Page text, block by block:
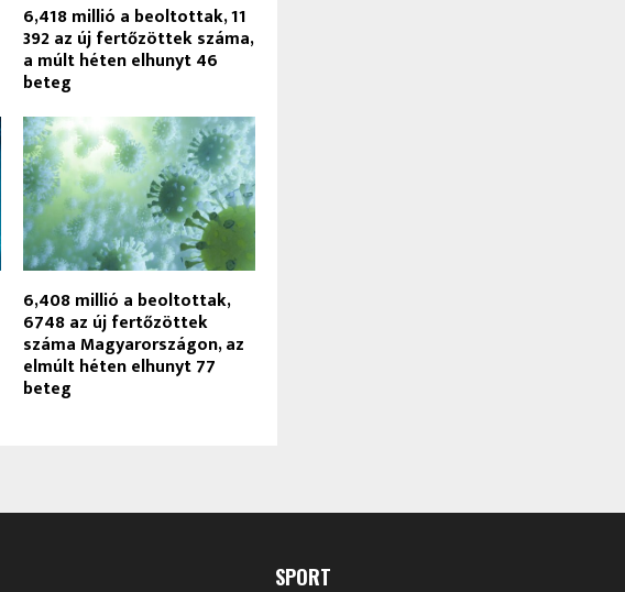
6,418 millió a beoltottak, 11
392 az új fertőzöttek száma,
a múlt héten elhunyt 46
beteg
6,408 millió a beoltottak,
6748 az új fertőzöttek
száma Magyarországon, az
elmúlt héten elhunyt 77
beteg
SPORT